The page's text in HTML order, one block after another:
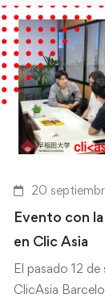
20
Evento con
en Clic Asia
El pasado 12
ClicAsia